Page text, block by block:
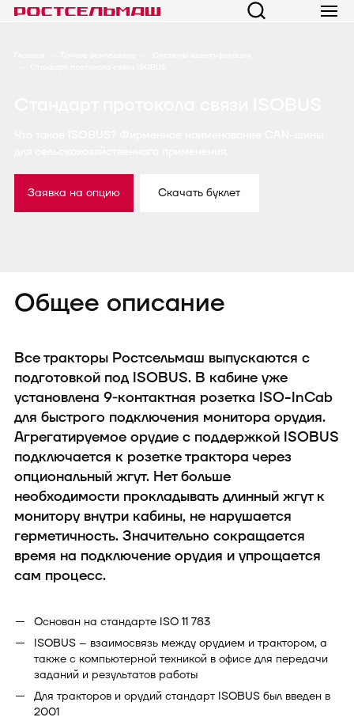
Заявка на опцию Скачать буклет
Общее описание
Все тракторы Ростсельмаш выпускаются с
подготовкой под ISOBUS. В кабине уже
установлена 9‑контактная розетка ISO-InCab
для быстрого подключения монитора орудия.
Агрегатируемое орудие с поддержкой ISOBUS
подключается к розетке трактора через
опциональный жгут. Нет больше
необходимости прокладывать длинный жгут к
монитору внутри кабины, не нарушается
герметичность. Значительно сокращается
время на подключение орудия и упрощается
сам процесс.
Основан на стандарте ISO 11 783
ISOBUS – взаимосвязь между орудием и трактором, а
также с компьютерной техникой в офисе для передачи
заданий и результатов работы
Для тракторов и орудий стандарт ISOBUS был введен в
2001